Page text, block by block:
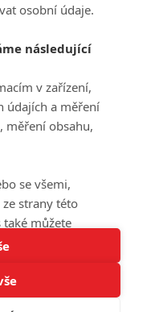
serialy@fandimefilmu.cz
napište nám na e-mail
cookies |Pravidla webu
/ All rights reserved /
osobní údaje.
následující
v zařízení,
údajích a měření
měření obsahu,
se všemi,
strany této
můžete
vám na stránce
funkce.
pouze na
a odvolání